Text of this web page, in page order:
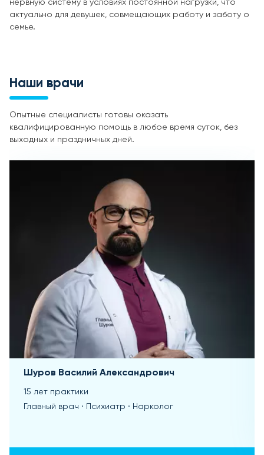
нервную систему в условиях постоянной нагрузки, что
актуально для девушек, совмещающих работу и заботу о
семье.
Наши врачи
Опытные специалисты готовы оказать
квалифицированную помощь в любое время суток, без
выходных и праздничных дней.
Шуров Василий Александрович
15 лет практики
Главный врач · Психиатр · Нарколог